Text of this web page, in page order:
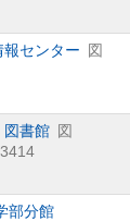
センター 図
図書館 図
部分館